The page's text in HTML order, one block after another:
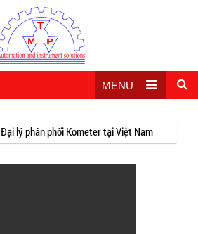
MENU
Đại lý phân phối Kometer tại Việt Nam